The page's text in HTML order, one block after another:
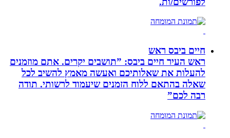
חיים ביבס ראש
ראש העיר חיים ביבס: ”תושבים יקרים. אתם מוזמנים
להעלות את שאלותיכם ואעשה מאמץ להשיב לכל
שאלה בהתאם ללוח הזמנים שיעמוד לרשותי. תודה
רבה לכם”